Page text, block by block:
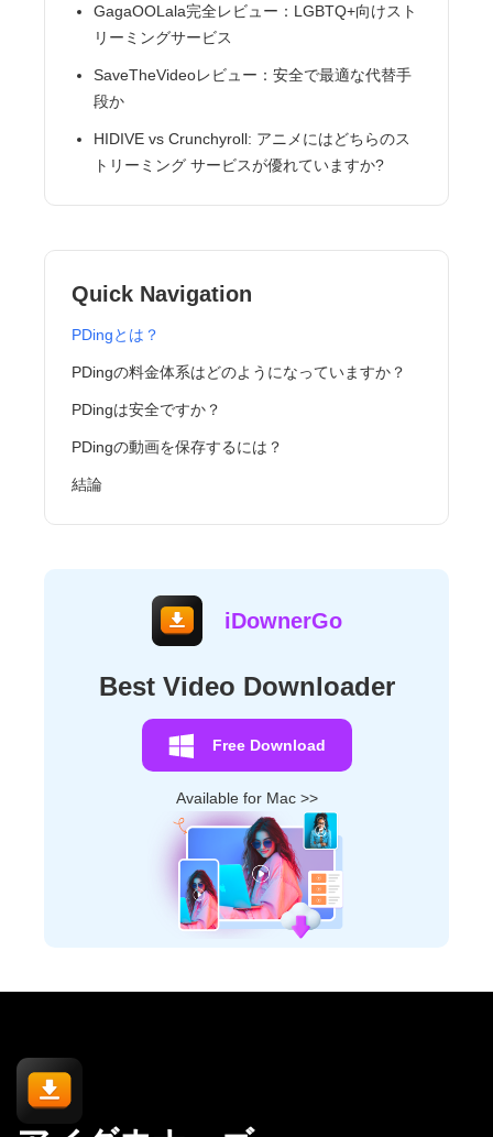
GagaOOLala完全レビュー：LGBTQ+向けスト
リーミングサービス
SaveTheVideoレビュー：安全で最適な代替手
段か
HIDIVE vs Crunchyroll: アニメにはどちらのス
トリーミング サービスが優れていますか?
Quick Navigation
PDingとは？
PDingの料金体系はどのようになっていますか？
PDingは安全ですか？
PDingの動画を保存するには？
結論
iDownerGo
Best Video Downloader
Free Download
Available for Mac >>